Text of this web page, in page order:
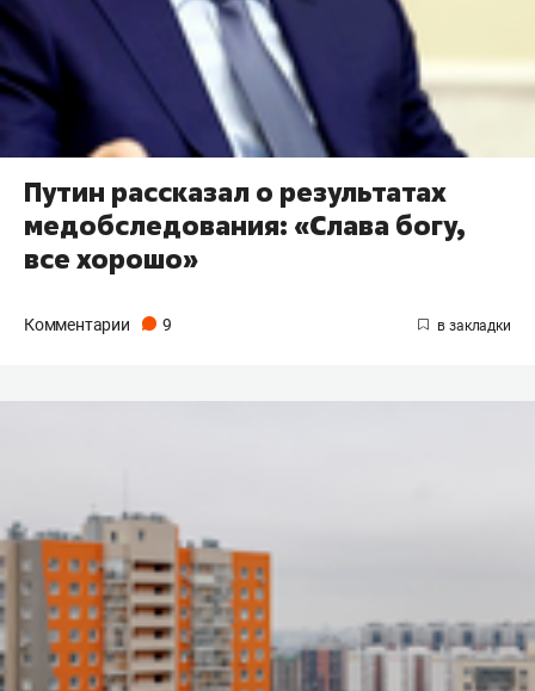
Путин рассказал о результатах
медобследования: «Слава богу,
все хорошо»
Комментарии 9